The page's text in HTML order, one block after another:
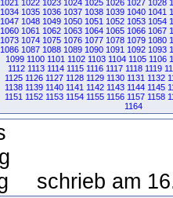
1021 1022 1023 1024 1025 1026 1027 1028
1034 1035 1036 1037 1038 1039 1040 1041
1047 1048 1049 1050 1051 1052 1053 1054
1060 1061 1062 1063 1064 1065 1066 1067
1073 1074 1075 1076 1077 1078 1079 1080
1086 1087 1088 1089 1090 1091 1092 1093
1099 1100 1101 1102 1103 1104 1105 1106
1112 1113 1114 1115 1116 1117 1118 1119
1125 1126 1127 1128 1129 1130 1131 1132
1138 1139 1140 1141 1142 1143 1144 1145
1151 1152 1153 1154 1155 1156 1157 1158
1164
schrieb am